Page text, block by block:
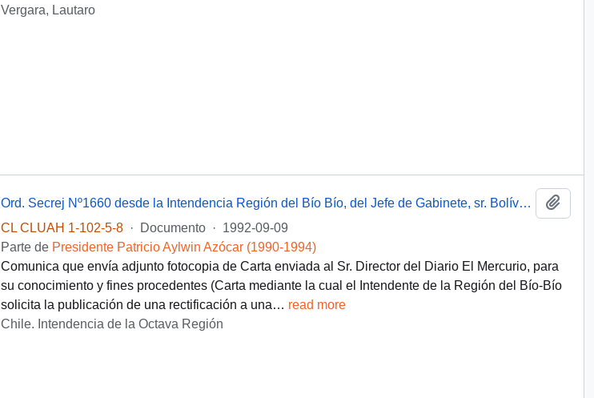
Vergara, Lautaro
Ord. Secrej Nº1660 desde la Intendencia Región del Bío Bío, del Jefe de Gabinete, sr. Bolívar Ruiz Adaros al sr. Carlos Bascuñán Edwards, Jefe de Gabinete Presidencial
CL CLUAH 1-102-5-8
· Documento · 1992-09-09
Parte de Presidente Patricio Aylwin Azócar (1990-1994)
Comunica que envía adjunto fotocopia de Carta enviada al Sr. Director del Diario El Mercurio, para
su conocimiento y fines procedentes (Carta mediante la cual el Intendente de la Región del Bío-Bío
solicita la publicación de una rectificación a una… read more
Chile. Intendencia de la Octava Región